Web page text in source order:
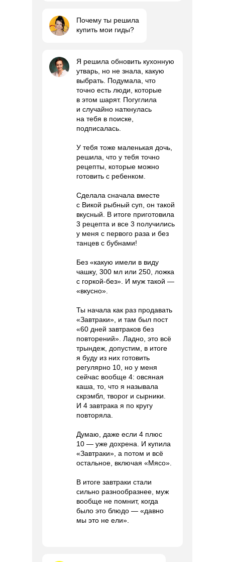
Почему ты решила
купить мои гиды?
Я решила обновить кухонную
утварь, но не знала, какую
выбрать. Подумала, что
точно есть люди, которые
в этом шарят. Погуглила
и случайно наткнулась
на тебя в поиске,
подписалась.
У тебя тоже маленькая дочь,
решила, что у тебя точно
рецепты, которые можно
готовить с ребенком.
Сделала сначала вместе
с Викой рыбный суп, он такой
вкусный. В итоге приготовила
3 рецепта и все 3 получились
у меня с первого раза и без
танцев с бубнами!
Без «какую имели в виду
чашку, 300 мл или 250, ложка
с горкой-без». И муж такой —
«вкусно».
Ты начала как раз продавать
«Завтраки», и там был пост
«60 дней завтраков без
повторений». Ладно, это всё
трындеж, допустим, в итоге
я буду из них готовить
регулярно 10, но у меня
сейчас вообще 4: овсяная
каша, то, что я называла
скрэмбл, творог и сырники.
И 4 завтрака я по кругу
повторяла.
Думаю, даже если 4 плюс
10 — уже дохрена. И купила
«Завтраки», а потом и всё
остальное, включая «Мясо».
В итоге завтраки стали
сильно разнообразнее, муж
вообще не помнит, когда
было это блюдо — «давно
мы это не ели».